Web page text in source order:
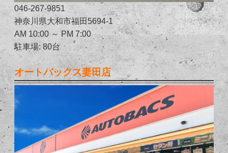
046-267-9851
神奈川県大和市福田5694-1
AM 10:00 ～ PM 7:00
駐車場: 80台
オートバックス妻田店